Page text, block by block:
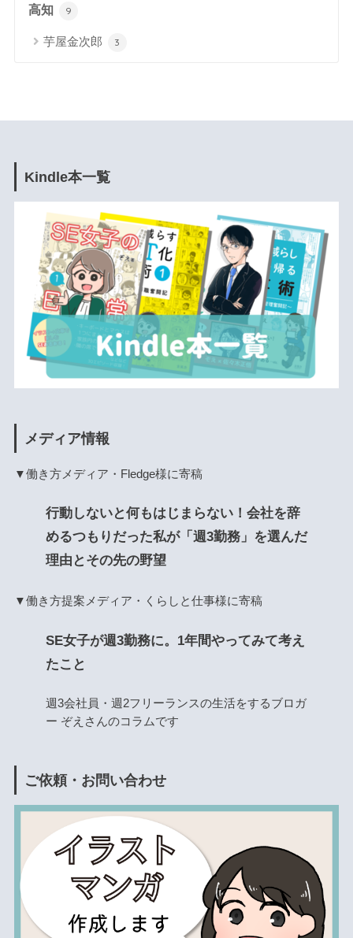
高知 9
芋屋金次郎 3
Kindle本一覧
メディア情報
▼働き方メディア・Fledge様に寄稿
行動しないと何もはじまらない！会社を辞
めるつもりだった私が「週3勤務」を選んだ
理由とその先の野望
▼働き方提案メディア・くらしと仕事様に寄稿
SE女子が週3勤務に。1年間やってみて考え
たこと
週3会社員・週2フリーランスの生活をするブロガ
ー ぞえさんのコラムです
ご依頼・お問い合わせ